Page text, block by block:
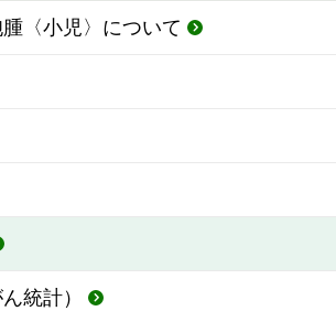
〈小児〉について
統計）